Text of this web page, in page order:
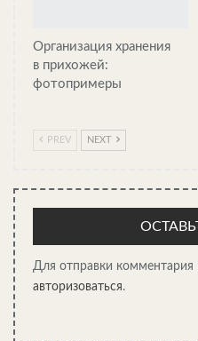
до 75 сантиметров.
в засуху, привлекает пчёл —
который хорошо подходит для
выгодно смотрится на фоне
постепенно меняя цвет от
малинового.
Организация хранения
в прихожей:
фотопримеры
PREV NEXT
Для отправки
авторизоваться.